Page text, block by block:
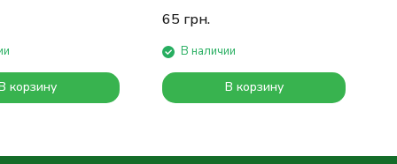
корзину
65 грн.
В наличии
В корзину